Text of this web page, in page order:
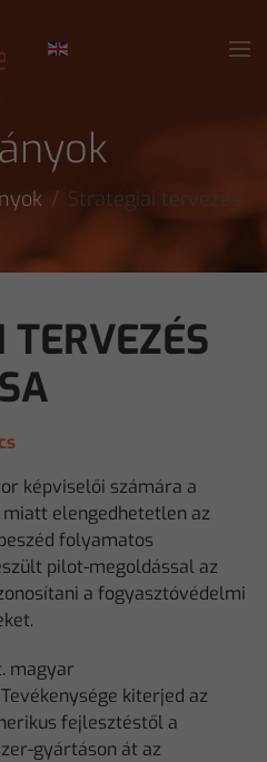
Stratégiai tervezés
TERVEZÉS
képviselői számára a
elengedhetetlen az
folyamatos
pilot-megoldással az
a fogyasztóvédelmi
magyar
kiterjed az
fejlesztéstől a
gyártáson át az